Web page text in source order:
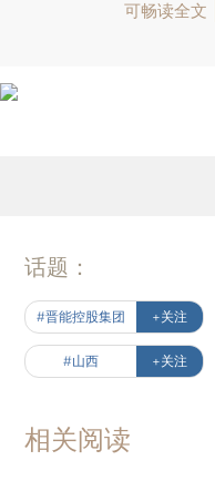
可畅读全文
话题：
#晋能控股集团 +关注
#山西 +关注
相关阅读